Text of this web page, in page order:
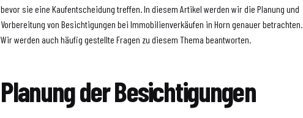
bevor sie eine Kaufentscheidung treffen. In diesem Artikel werden wir die Planung und
Vorbereitung von Besichtigungen bei Immobilienverkäufen in Horn genauer betrachten.
Wir werden auch häufig gestellte Fragen zu diesem Thema beantworten.
Planung der Besichtigungen